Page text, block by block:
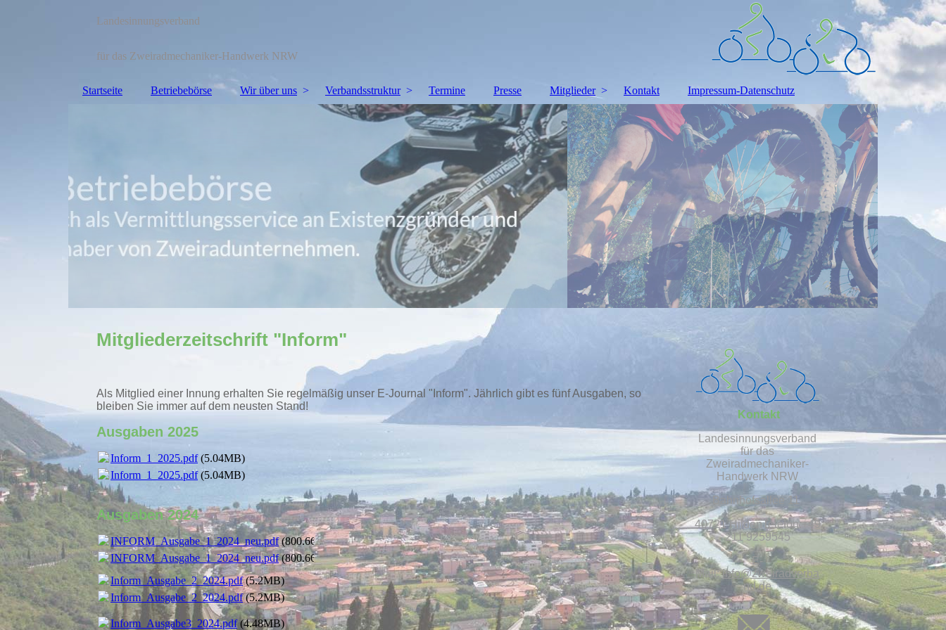
Landesinnungsverband
für das Zweiradmechaniker-Handwerk NRW
Startseite Betriebebörse Wir über uns Verbandsstruktur Termine Presse Mitglieder Kontakt Impressum-Datenschutz
Mitgliederzeitschrift "Inform"
Als Mitglied einer Innung erhalten Sie regelmäßig unser E-Journal "Inform". Jährlich gibt es fünf Ausgaben, so
bleiben Sie immer auf dem neusten Stand!
Ausgaben 2025
Inform_1_2025.pdf(5.04MB)
Inform_1_2025.pdf(5.04MB)
Ausgaben 2024
INFORM_Ausgabe_1_2024_neu.pdf(800.66KB)
INFORM_Ausgabe_1_2024_neu.pdf(800.66KB)
Inform_Ausgabe_2_2024.pdf(5.2MB)
Inform_Ausgabe_2_2024.pdf(5.2MB)
Inform_Ausgabe3_2024.pdf(4.48MB)
Kontakt
Landesinnungsverband
für das
Zweiradmechaniker-
Handwerk NRW
Bahnhofsallee 11
40721 HildenTelefon:+49
211 9259545
E-
Mail:info@zweiradverba
nd.de